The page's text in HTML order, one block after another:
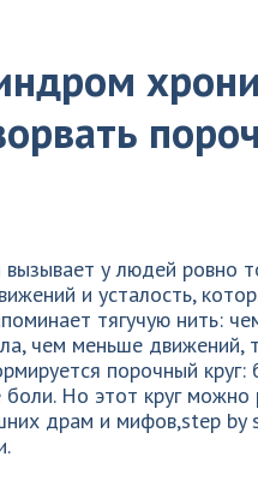
вызывает у людей ровно
и усталость,
тягучую нить:
чем меньше движений,
порочный
Но этот круг можно
драм и мифов,step